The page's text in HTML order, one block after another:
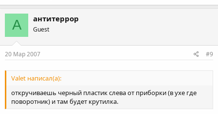
А антитеррор
Guest
20 Мар 2007 #9
Valet написал(а):
откручиваешь черный пластик слева от приборки (в ухе где
поворотник) и там будет крутилка.